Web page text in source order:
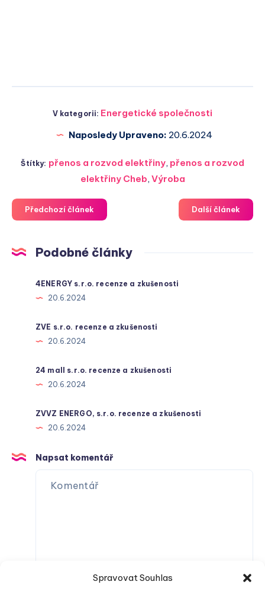
Spravovat Souhlas
V kategorii: Energetické společnosti
Naposledy Upraveno: 20.6.2024
Štítky: přenos a rozvod elektřiny, přenos a rozvod
elektřiny Cheb, Výroba
Předchozí článek Další článek
Podobné články
4ENERGY s.r.o. recenze a zkušenosti
20.6.2024
ZVE s.r.o. recenze a zkušenosti
20.6.2024
24 mall s.r.o. recenze a zkušenosti
20.6.2024
ZVVZ ENERGO, s.r.o. recenze a zkušenosti
20.6.2024
Napsat komentář